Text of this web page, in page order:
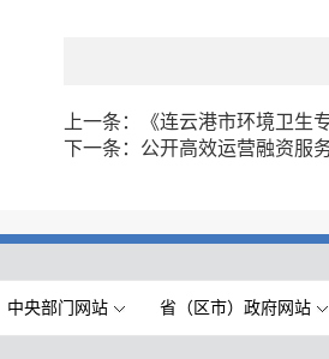
上一条：
《连云港市环境卫生
下一条： 公开高效运营融资服
中央部门网站 省（区市）政府网站